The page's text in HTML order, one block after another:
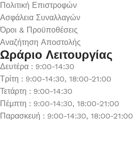
Πολιτική Επιστροφών
Ασφάλεια Συναλλαγών
Όροι & Προϋποθέσεις
Αναζήτηση Αποστολής
Ωράριο Λειτουργίας
Δευτέρα : 9:00-14:30
Τρίτη : 9:00-14:30, 18:00-21:00
Τετάρτη : 9:00-14:30
Πέμπτη : 9:00-14:30, 18:00-21:00
Παρασκευή : 9:00-14:30, 18:00-21:00